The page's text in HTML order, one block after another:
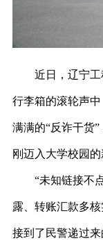
近日，辽宁工
行李箱的滚轮声
满满的“反诈干货
刚迈入大学校园的
“未知链接不
露、转账汇款多
接到了民警递过